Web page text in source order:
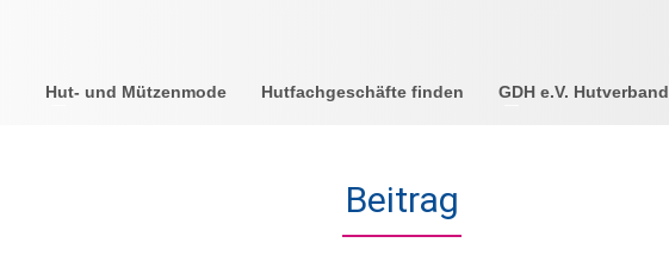
Hut- und Mützenmode Hutfachgeschäfte finden GDH e.V. Hutverband
Beitrag